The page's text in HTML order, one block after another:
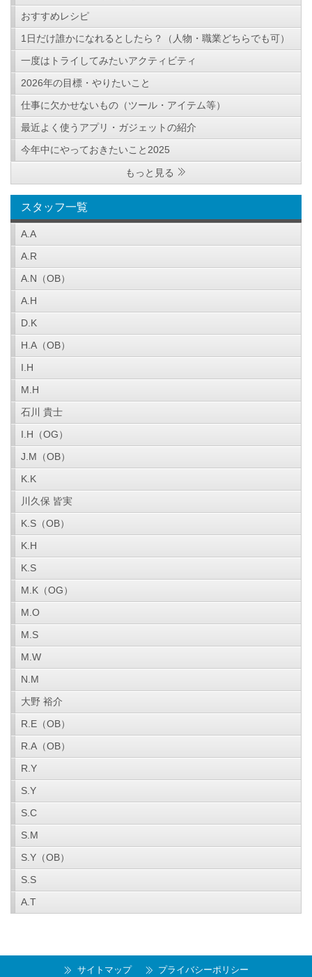
おすすめレシピ
1日だけ誰かになれるとしたら？（人物・職業どちらでも可）
一度はトライしてみたいアクティビティ
2026年の目標・やりたいこと
仕事に欠かせないもの（ツール・アイテム等）
最近よく使うアプリ・ガジェットの紹介
今年中にやっておきたいこと2025
もっと見る
スタッフ一覧
A.A
A.R
A.N（OB）
A.H
D.K
H.A（OB）
I.H
M.H
石川 貴士
I.H（OG）
J.M（OB）
K.K
川久保 皆実
K.S（OB）
K.H
K.S
M.K（OG）
M.O
M.S
M.W
N.M
大野 裕介
R.E（OB）
R.A（OB）
R.Y
S.Y
S.C
S.M
S.Y（OB）
S.S
A.T
サイトマップ プライバシーポリシー